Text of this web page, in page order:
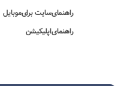
راهنمای‌سایت برای‌موبایل
راهنمای‌اپلیکیشن